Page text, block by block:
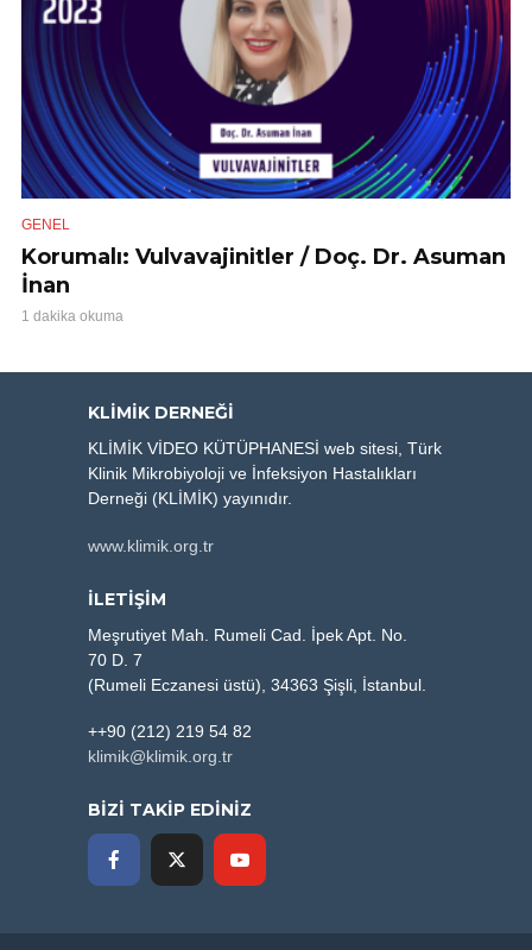
GENEL
Korumalı: Vulvavajinitler / Doç. Dr. Asuman
İnan
1 dakika okuma
KLIMIK DERNEĞI
KLİMİK VİDEO KÜTÜPHANESİ web sitesi, Türk
Klinik Mikrobiyoloji ve İnfeksiyon Hastalıkları
Derneği (KLİMİK) yayınıdır.
www.klimik.org.tr
İLETİŞİM
Meşrutiyet Mah. Rumeli Cad. İpek Apt. No.
70 D. 7
(Rumeli Eczanesi üstü), 34363 Şişli, İstanbul.
++90 (212) 219 54 82
klimik@klimik.org.tr
BİZİ TAKİP EDİNİZ